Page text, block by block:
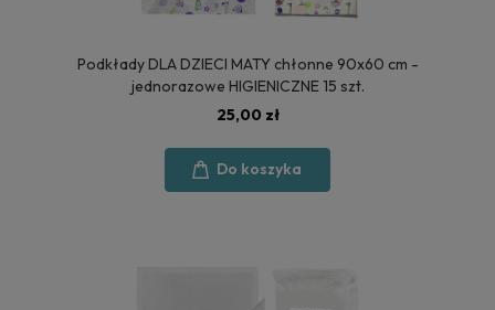
Podkłady DLA DZIECI MATY chłonne 90x60 cm -
jednorazowe HIGIENICZNE 15 szt.
25,00 zł
Do koszyka